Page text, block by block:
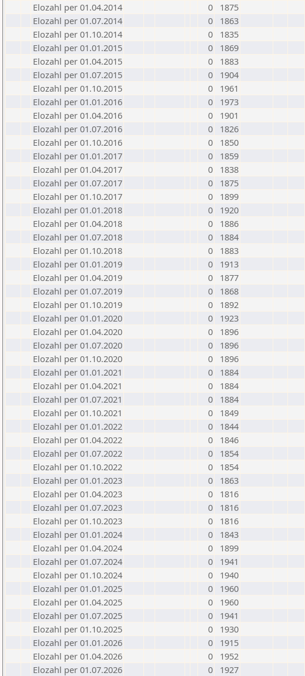
Elozahl per 01.04.2014
0
1875
Elozahl per 01.07.2014
0
1863
Elozahl per 01.10.2014
0
1835
Elozahl per 01.01.2015
0
1869
Elozahl per 01.04.2015
0
1883
Elozahl per 01.07.2015
0
1904
Elozahl per 01.10.2015
0
1961
Elozahl per 01.01.2016
0
1973
Elozahl per 01.04.2016
0
1901
Elozahl per 01.07.2016
0
1826
Elozahl per 01.10.2016
0
1850
Elozahl per 01.01.2017
0
1859
Elozahl per 01.04.2017
0
1838
Elozahl per 01.07.2017
0
1875
Elozahl per 01.10.2017
0
1899
Elozahl per 01.01.2018
0
1920
Elozahl per 01.04.2018
0
1886
Elozahl per 01.07.2018
0
1884
Elozahl per 01.10.2018
0
1883
Elozahl per 01.01.2019
0
1913
Elozahl per 01.04.2019
0
1877
Elozahl per 01.07.2019
0
1868
Elozahl per 01.10.2019
0
1892
Elozahl per 01.01.2020
0
1923
Elozahl per 01.04.2020
0
1896
Elozahl per 01.07.2020
0
1896
Elozahl per 01.10.2020
0
1896
Elozahl per 01.01.2021
0
1884
Elozahl per 01.04.2021
0
1884
Elozahl per 01.07.2021
0
1884
Elozahl per 01.10.2021
0
1849
Elozahl per 01.01.2022
0
1844
Elozahl per 01.04.2022
0
1846
Elozahl per 01.07.2022
0
1854
Elozahl per 01.10.2022
0
1854
Elozahl per 01.01.2023
0
1863
Elozahl per 01.04.2023
0
1816
Elozahl per 01.07.2023
0
1816
Elozahl per 01.10.2023
0
1816
Elozahl per 01.01.2024
0
1843
Elozahl per 01.04.2024
0
1899
Elozahl per 01.07.2024
0
1941
Elozahl per 01.10.2024
0
1940
Elozahl per 01.01.2025
0
1960
Elozahl per 01.04.2025
0
1960
Elozahl per 01.07.2025
0
1941
Elozahl per 01.10.2025
0
1930
Elozahl per 01.01.2026
0
1915
Elozahl per 01.04.2026
0
1952
Elozahl per 01.07.2026
0 1927